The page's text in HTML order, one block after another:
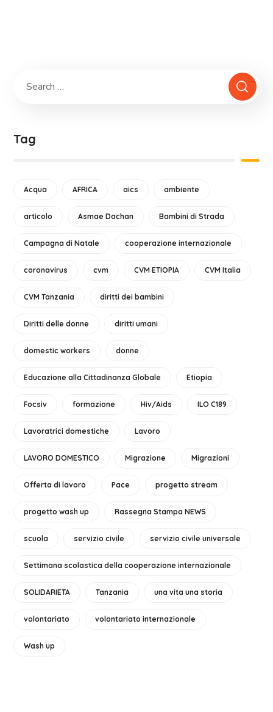
Tag
Acqua AFRICA aics ambiente
articolo Asmae Dachan Bambini di Strada
Campagna di Natale cooperazione internazionale
coronavirus cvm CVM ETIOPIA CVM Italia
CVM Tanzania diritti dei bambini
Diritti delle donne diritti umani
domestic workers donne
Educazione alla Cittadinanza Globale Etiopia
Focsiv formazione Hiv/Aids ILO C189
Lavoratrici domestiche Lavoro
LAVORO DOMESTICO Migrazione Migrazioni
Offerta di lavoro Pace progetto stream
progetto wash up Rassegna Stampa NEWS
scuola servizio civile servizio civile universale
Settimana scolastica della cooperazione internazionale
SOLIDARIETA Tanzania una vita una storia
volontariato volontariato internazionale
Wash up